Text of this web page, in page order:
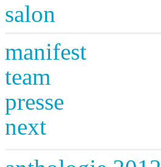
salon
manifest
team
presse
next